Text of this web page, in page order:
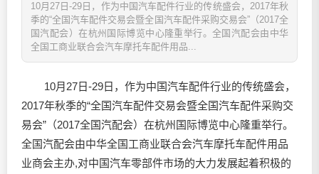
10月27日-29日，作为中国汽车配件行业的传统盛会，2017年秋
季的“全国汽车配件交易会暨全国汽车配件采购交易会”（2017全
国汽配会）在杭州国际博览中心隆重举行。全国汽配会由中华
全国工商业联合会汽车摩托车配件用品...
10月27日-29日，作为中国汽车配件行业的传统盛会，
2017年秋季的“全国汽车配件交易会暨全国汽车配件采购交
易会”（2017全国汽配会）在杭州国际博览中心隆重举行。
全国汽配会由中华全国工商业联合会汽车摩托车配件用品
业商会主办,对中国汽车零部件市场的大力发展起着积极的